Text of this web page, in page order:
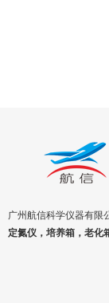
广州航信科学仪器有限
定氮仪，培养箱，老化